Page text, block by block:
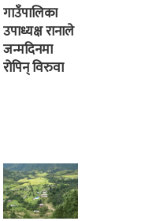
गाउँपालिका
उपाध्यक्ष रानाले
जन्मदिनमा
रोपिन् विरुवा